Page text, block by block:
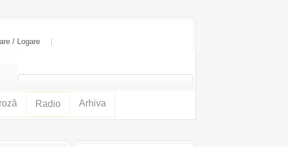
/ Logare
Radio Arhiva